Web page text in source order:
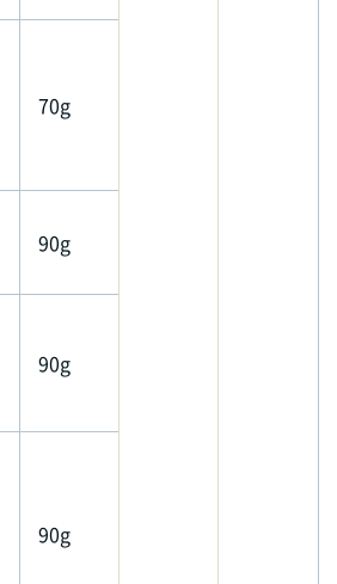
70g
90g
90g
90g